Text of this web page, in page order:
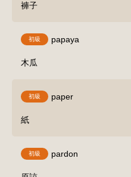
褲子
初級 papaya
木瓜
初級 paper
紙
初級 pardon